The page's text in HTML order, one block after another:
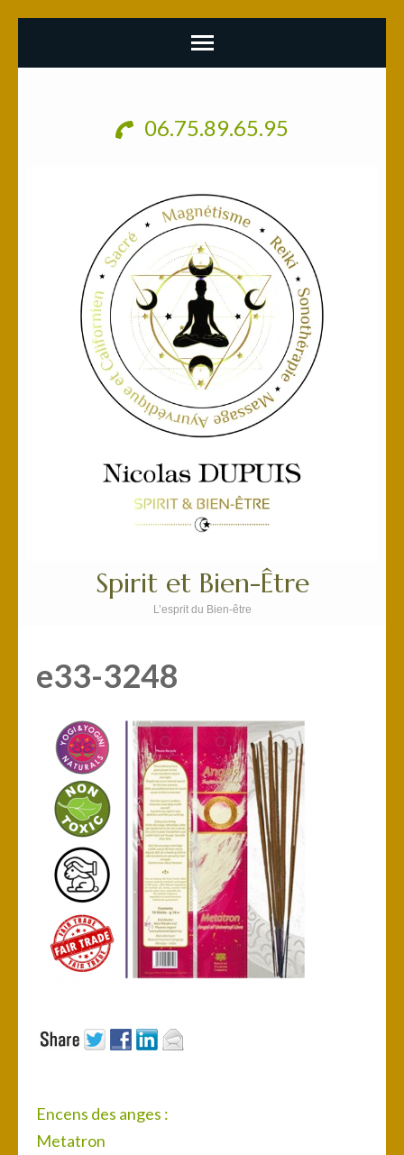
06.75.89.65.95
Spirit et Bien-Être
L’esprit du Bien-être
e33-3248
Navigation
de
Encens des anges :
Metatron